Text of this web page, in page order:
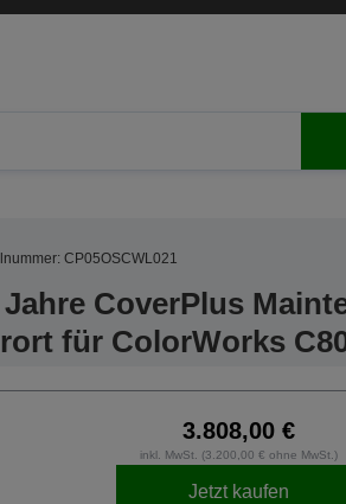
CP05OSCWL021
Jahre CoverPlus
für ColorWorks
3.808,00 €
inkl. MwSt. (3.200,00 € ohne MwSt.)
Jetzt kaufen